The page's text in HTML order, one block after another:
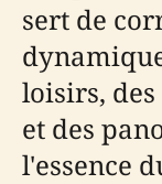
sert de
loisirs,
et des
l'essence